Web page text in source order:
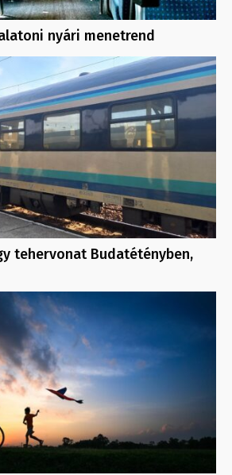
nyári menetrend
tehervonat Budatétényben,